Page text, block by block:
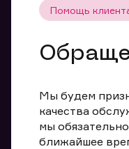
Помощь
Мы будем
качества
мы
ближайшее